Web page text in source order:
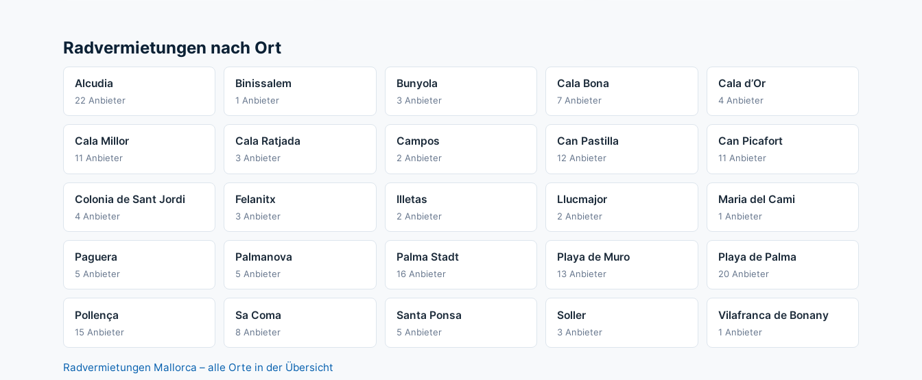
Radvermietungen nach Ort
Alcudia
22 Anbieter
Binissalem
1 Anbieter
Bunyola
3 Anbieter
Cala Bona
7 Anbieter
Cala d’Or
4 Anbieter
Cala Millor
11 Anbieter
Cala Ratjada
3 Anbieter
Campos
2 Anbieter
Can Pastilla
12 Anbieter
Can Picafort
11 Anbieter
Colonia de Sant Jordi
4 Anbieter
Felanitx
3 Anbieter
Illetas
2 Anbieter
Llucmajor
2 Anbieter
Maria del Cami
1 Anbieter
Paguera
5 Anbieter
Palmanova
5 Anbieter
Palma Stadt
16 Anbieter
Playa de Muro
13 Anbieter
Playa de Palma
20 Anbieter
Pollença
15 Anbieter
Sa Coma
8 Anbieter
Santa Ponsa
5 Anbieter
Soller
3 Anbieter
Vilafranca de Bonany
1 Anbieter
Radvermietungen Mallorca – alle Orte in der Übersicht